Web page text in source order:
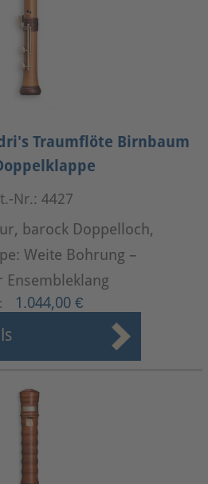
Traumflöte Birnbaum
Nr.: 4427
barock Doppelloch,
Weite Bohrung –
Ensembleklang
1.044,00 €